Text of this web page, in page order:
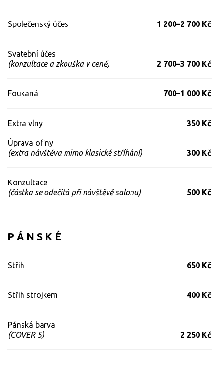
Společenský účes 1 200–2 700 Kč
Svatební účes
(konzultace a zkouška v ceně)
2 700–3 700 Kč
Foukaná 700–1 000 Kč
Extra vlny 350 Kč
Úprava ofiny
(extra návštěva mimo klasické stříhání)
300 Kč
Konzultace
(částka se odečítá při návštěvě salonu)
500 Kč
P Á N S K É
Střih 650 Kč
Střih strojkem 400 Kč
Pánská barva
(COVER 5)
2 250 Kč